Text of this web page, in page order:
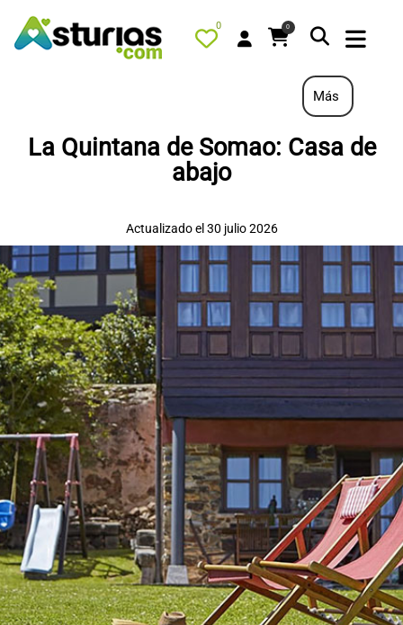
0 0
ALOJAMIENTOS
RESTAURANTES
TURISMO ACTIVO
TIENDA
AGENDA
OFERTAS
CONTACTO
Más
La Quintana de Somao: Casa de
abajo
Actualizado el 30 julio 2026